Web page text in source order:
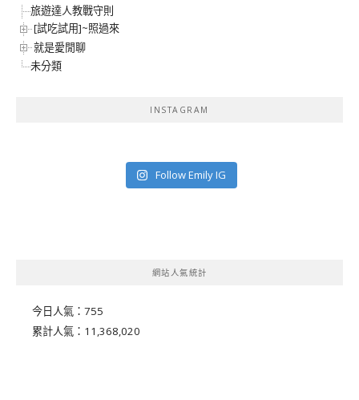
旅遊達人教戰守則
[試吃試用]~照過來
就是愛閒聊
未分類
INSTAGRAM
Follow Emily IG
網站人氣統計
今日人氣： 755
累計人氣： 11,368,020